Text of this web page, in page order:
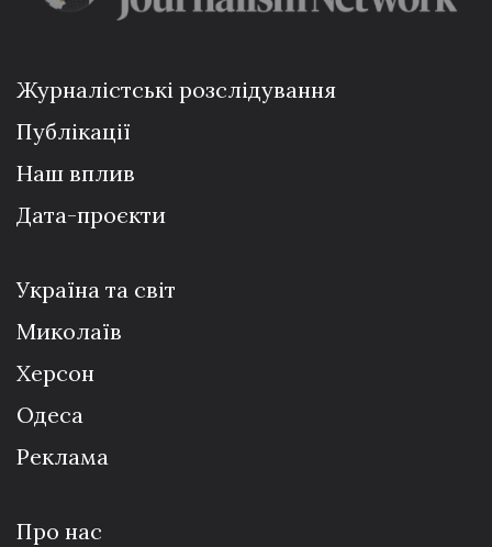
Журналістські розслідування
Публікації
Наш вплив
Дата-проєкти
Україна та світ
Миколаїв
Херсон
Одеса
Реклама
Про нас